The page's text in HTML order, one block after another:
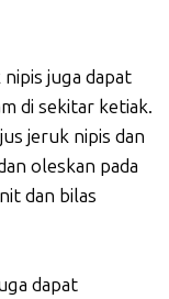
juga dapat
di sekitar ketiak.
jeruk nipis dan
oleskan pada
dan bilas
dapat